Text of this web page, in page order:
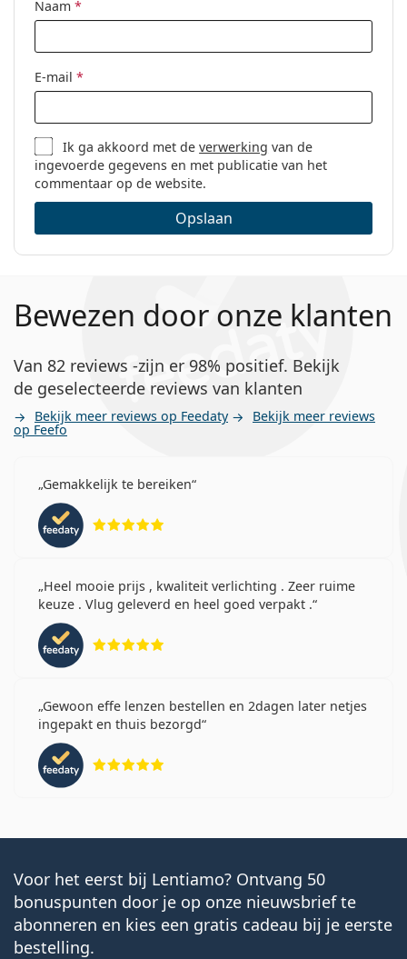
Naam *
E-mail *
Ik ga akkoord met deverwerking van de
ingevoerde gegevens en met publicatie van het
commentaar op de website.
Opslaan
Bewezen door onze klanten
Van 82 reviews -zijn er 98% positief. Bekijk
de geselecteerde reviews van klanten
Bekijk meer reviews op Feedaty Bekijk meer reviews
op Feefo
Gemakkelijk te bereiken
Heel mooie prijs , kwaliteit verlichting . Zeer ruime
keuze . Vlug geleverd en heel goed verpakt .
Gewoon effe lenzen bestellen en 2dagen later netjes
ingepakt en thuis bezorgd
Voor het eerst bij Lentiamo? Ontvang 50
bonuspunten door je op onze nieuwsbrief te
abonneren en kies een gratis cadeau bij je eerste
bestelling.